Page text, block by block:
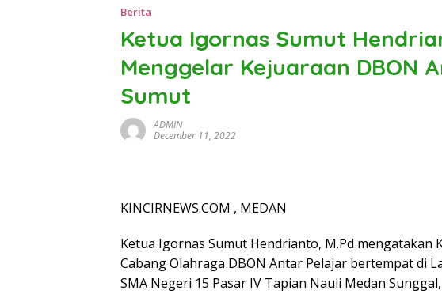
Berita
Ketua Igornas Sumut
Menggelar Kejuaraan DBON
Sumut
ADMIN
December 11, 2022
KINCIRNEWS.COM , MEDAN
Ketua Igornas Sumut Hendrianto, M.Pd mengatakan
Cabang Olahraga DBON Antar Pelajar bertempat di
SMA Negeri 15 Pasar IV Tapian Nauli Medan